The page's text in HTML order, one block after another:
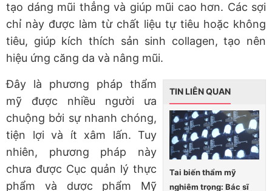
tạo dáng mũi thẳng và giúp mũi cao hơn. Các sợi
chỉ này được làm từ chất liệu tự tiêu hoặc không
tiêu, giúp kích thích sản sinh collagen, tạo nên
hiệu ứng căng da và nâng mũi.
TIN LIÊN QUAN
Tai biến thẩm mỹ
nghiêm trọng: Bác sĩ
Đây là phương pháp thẩm
mỹ được nhiều người ưa
chuộng bởi sự nhanh chóng,
tiện lợi và ít xâm lấn. Tuy
nhiên, phương pháp này
chưa được Cục quản lý thực
phẩm và dược phẩm Mỹ